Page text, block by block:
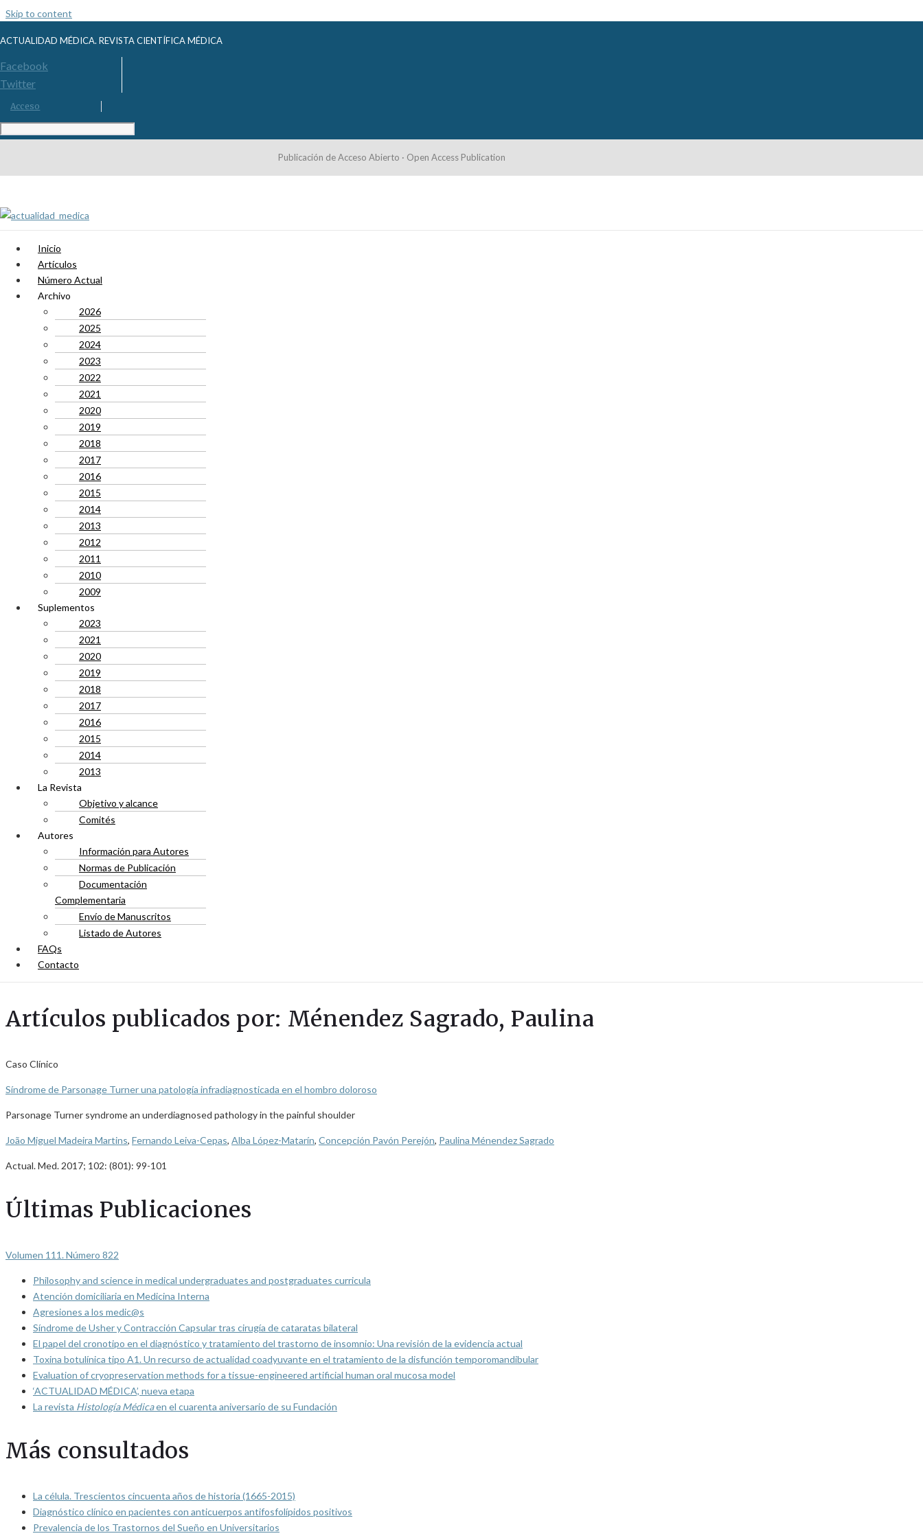
Skip to content
ACTUALIDAD MÉDICA. REVISTA CIENTÍFICA MÉDICA
Facebook
Twitter
Acceso
Publicación de Acceso Abierto · Open Access Publication
Inicio
Artículos
Número Actual
Archivo
2026
2025
2024
2023
2022
2021
2020
2019
2018
2017
2016
2015
2014
2013
2012
2011
2010
2009
Suplementos
2023
2021
2020
2019
2018
2017
2016
2015
2014
2013
La Revista
Objetivo y alcance
Comités
Autores
Información para Autores
Normas de Publicación
Documentación
Complementaria
Envío de Manuscritos
Listado de Autores
FAQs
Contacto
Artículos publicados por: Ménendez Sagrado, Paulina
Caso Clínico
Síndrome de Parsonage Turner una patología infradiagnosticada en el hombro doloroso
Parsonage Turner syndrome an underdiagnosed pathology in the painful shoulder
João Miguel Madeira Martins, Fernando Leiva-Cepas, Alba López-Matarín, Concepción Pavón Perejón, Paulina Ménendez Sagrado
Actual. Med. 2017; 102: (801): 99-101
Últimas Publicaciones
Volumen 111. Número 822
Philosophy and science in medical undergraduates and postgraduates curricula
Atención domiciliaria en Medicina Interna
Agresiones a los medic@s
Síndrome de Usher y Contracción Capsular tras cirugía de cataratas bilateral
El papel del cronotipo en el diagnóstico y tratamiento del trastorno de insomnio: Una revisión de la evidencia actual
Toxina botulínica tipo A1. Un recurso de actualidad coadyuvante en el tratamiento de la disfunción temporomandibular
Evaluation of cryopreservation methods for a tissue-engineered artificial human oral mucosa model
‘ACTUALIDAD MÉDICA’, nueva etapa
La revista Histología Médicaen el cuarenta aniversario de su Fundación
Más consultados
La célula. Trescientos cincuenta años de historia (1665-2015)
Diagnóstico clínico en pacientes con anticuerpos antifosfolípidos positivos
Prevalencia de los Trastornos del Sueño en Universitarios